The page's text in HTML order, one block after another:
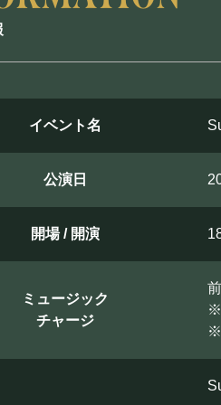
ーティー・ホールレンタル
よくある質問 プライ
イベント名
公演日
開場 / 開演
ミュージック
チャージ
※
※